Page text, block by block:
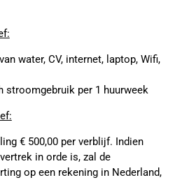
water, CV, internet, laptop, Wifi,
stroomgebruik per 1 huurweek
€ 500,00 per verblijf. Indien
in orde is, zal de
op een rekening in Nederland,